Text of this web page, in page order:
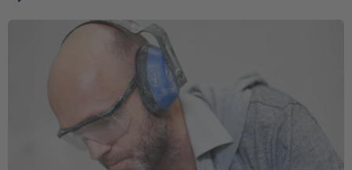
Weiter zu Betriebsausfallversicherung